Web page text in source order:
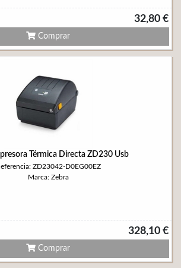
32,80 €
Comprar
Térmica Directa ZD230 Usb
ZD23042-D0EG00EZ
Marca: Zebra
328,10 €
Comprar